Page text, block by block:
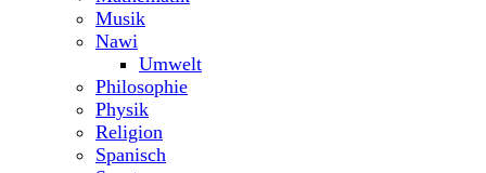
Musik
Nawi
Umwelt
Philosophie
Physik
Religion
Spanisch